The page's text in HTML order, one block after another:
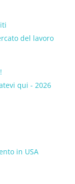
del lavoro
qui - 2026
in USA